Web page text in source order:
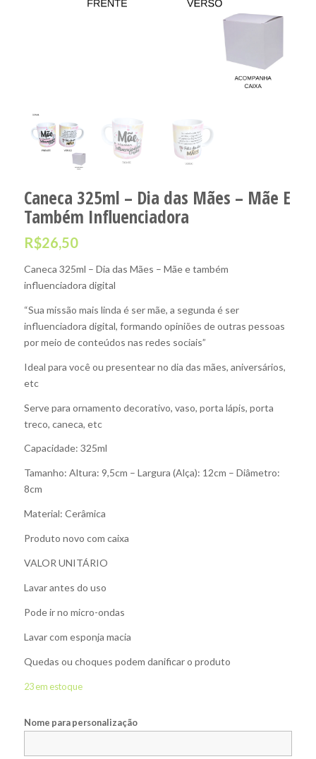
Caneca 325ml – Dia das Mães – Mãe E
Também Influenciadora
R$26,50
Caneca 325ml – Dia das Mães – Mãe e também
influenciadora digital
“Sua missão mais linda é ser mãe, a segunda é ser
influenciadora digital, formando opiniões de outras pessoas
por meio de conteúdos nas redes sociais”
Ideal para você ou presentear no dia das mães, aniversários,
etc
Serve para ornamento decorativo, vaso, porta lápis, porta
treco, caneca, etc
Capacidade: 325ml
Tamanho: Altura: 9,5cm – Largura (Alça): 12cm – Diâmetro:
8cm
Material: Cerâmica
Produto novo com caixa
VALOR UNITÁRIO
Lavar antes do uso
Pode ir no micro-ondas
Lavar com esponja macia
Quedas ou choques podem danificar o produto
23 em estoque
Nome para personalização